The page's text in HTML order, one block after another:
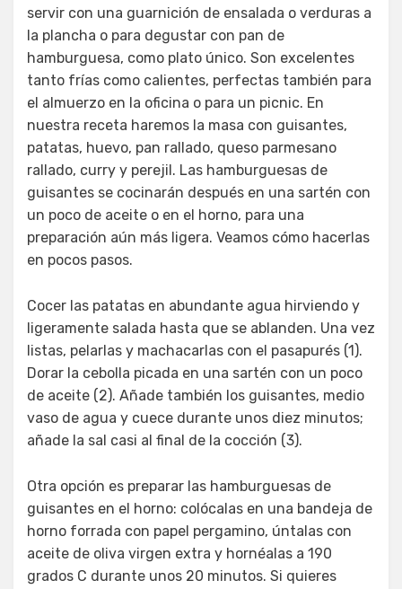
servir con una guarnición de ensalada o verduras a
la plancha o para degustar con pan de
hamburguesa, como plato único. Son excelentes
tanto frías como calientes, perfectas también para
el almuerzo en la oficina o para un picnic. En
nuestra receta haremos la masa con guisantes,
patatas, huevo, pan rallado, queso parmesano
rallado, curry y perejil. Las hamburguesas de
guisantes se cocinarán después en una sartén con
un poco de aceite o en el horno, para una
preparación aún más ligera. Veamos cómo hacerlas
en pocos pasos.
Cocer las patatas en abundante agua hirviendo y
ligeramente salada hasta que se ablanden. Una vez
listas, pelarlas y machacarlas con el pasapurés (1).
Dorar la cebolla picada en una sartén con un poco
de aceite (2). Añade también los guisantes, medio
vaso de agua y cuece durante unos diez minutos;
añade la sal casi al final de la cocción (3).
Otra opción es preparar las hamburguesas de
guisantes en el horno: colócalas en una bandeja de
horno forrada con papel pergamino, úntalas con
aceite de oliva virgen extra y hornéalas a 190
grados C durante unos 20 minutos. Si quieres